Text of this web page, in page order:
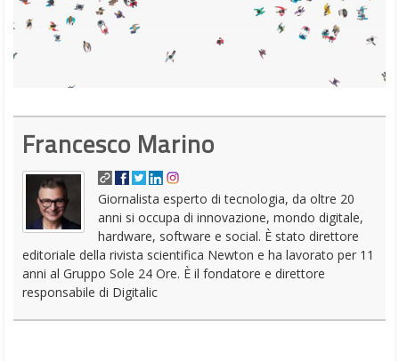
Francesco Marino
Giornalista esperto di tecnologia, da oltre 20
anni si occupa di innovazione, mondo digitale,
hardware, software e social. È stato direttore
editoriale della rivista scientifica Newton e ha lavorato per 11
anni al Gruppo Sole 24 Ore. È il fondatore e direttore
responsabile di Digitalic